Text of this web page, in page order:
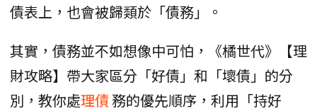
債表上，也會被歸類於「債務」。
其實，債務並不如想像中可怕，《橘世代》【理
財攻略】帶大家區分「好債」和「壞債」的分
別，教你處理債務的優先順序，利用「持好